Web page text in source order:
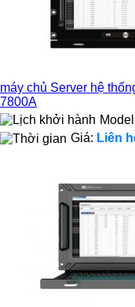
máy chủ Server hệ
7800A
Giá: Liên